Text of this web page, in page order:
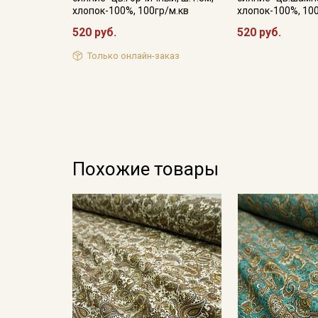
хлопок-100%, 100гр/м.кв
520 руб.
Только онлайн-заказ
хлопок-100%,
520 руб.
Похожие товары